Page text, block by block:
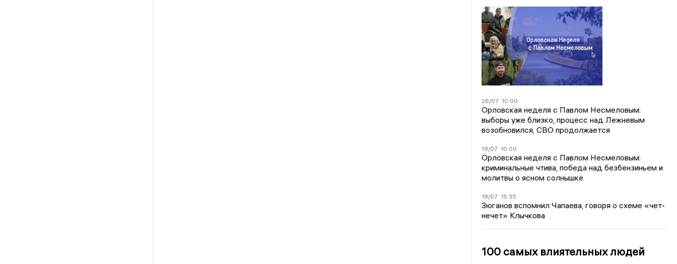
26/07 10:00
Орловская неделя с Павлом Несмеловым:
выборы уже близко, процесс над Лежневым
возобновился, СВО продолжается
19/07 10:00
Орловская неделя с Павлом Несмеловым:
криминальные чтива, победа над безбензиньем и
молитвы о ясном солнышке
18/07 15:35
Зюганов вспомнил Чапаева, говоря о схеме «чет-
нечет» Клычкова
100 самых влиятельных людей